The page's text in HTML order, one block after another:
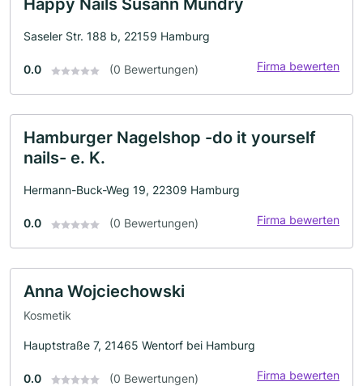
Happy Nails Susann Mundry
Saseler Str. 188 b, 22159 Hamburg
0.0 (0 Bewertungen) Firma bewerten
Hamburger Nagelshop -do it yourself
nails- e. K.
Hermann-Buck-Weg 19, 22309 Hamburg
0.0 (0 Bewertungen) Firma bewerten
Anna Wojciechowski
Kosmetik
Hauptstraße 7, 21465 Wentorf bei Hamburg
0.0 (0 Bewertungen) Firma bewerten